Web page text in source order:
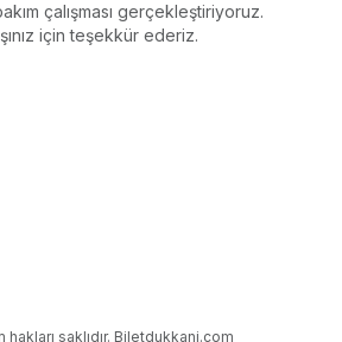
çalışması gerçekleştiriyoruz.
için teşekkür ederiz.
saklıdır. Biletdukkani.com